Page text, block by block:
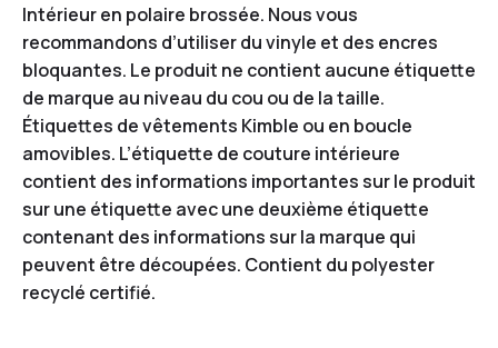
Intérieur en polaire brossée. Nous vous
recommandons d’utiliser du vinyle et des encres
bloquantes. Le produit ne contient aucune étiquette
de marque au niveau du cou ou de la taille.
Étiquettes de vêtements Kimble ou en boucle
amovibles. L’étiquette de couture intérieure
contient des informations importantes sur le produit
sur une étiquette avec une deuxième étiquette
contenant des informations sur la marque qui
peuvent être découpées. Contient du polyester
recyclé certifié.